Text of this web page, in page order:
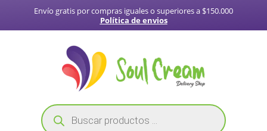
Envío gratis por compras iguales o superiores a $150.000
Política de envios
Búsqueda
de
productos